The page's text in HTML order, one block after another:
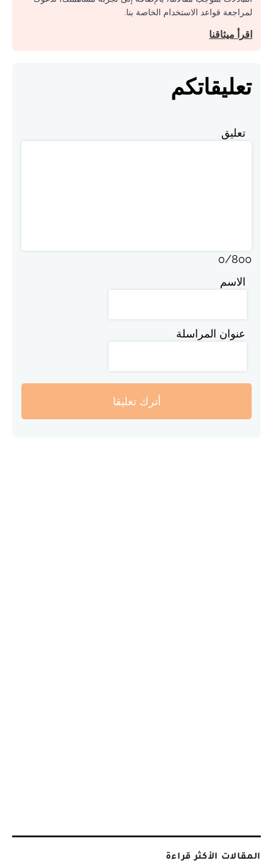
لمراجعة قواعد الاستخدام الخاصة بنا.
اقرأ ميثاقنا
تعليقاتكم
تعليق
0/800
الاسم
عنوان المراسلة
أترك تعليقا
المقالات الأكثر قراءة